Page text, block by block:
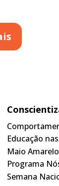
Educação
Maio Amarelo
Programa
Semana